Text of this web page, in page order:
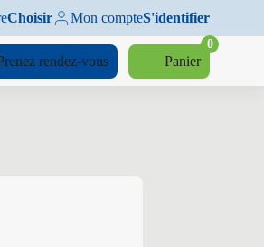
Choisir Mon compteS'identifier
rendez-vous Panier
0